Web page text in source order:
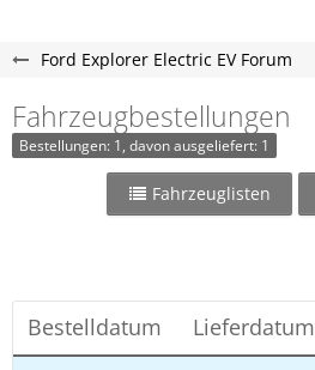
Ford Explorer Electric EV Forum
Fahrzeugbestellungen
Bestellungen: 1, davon ausgeliefert: 1
Fahrzeuglisten
Bestelldatum Lieferdatum